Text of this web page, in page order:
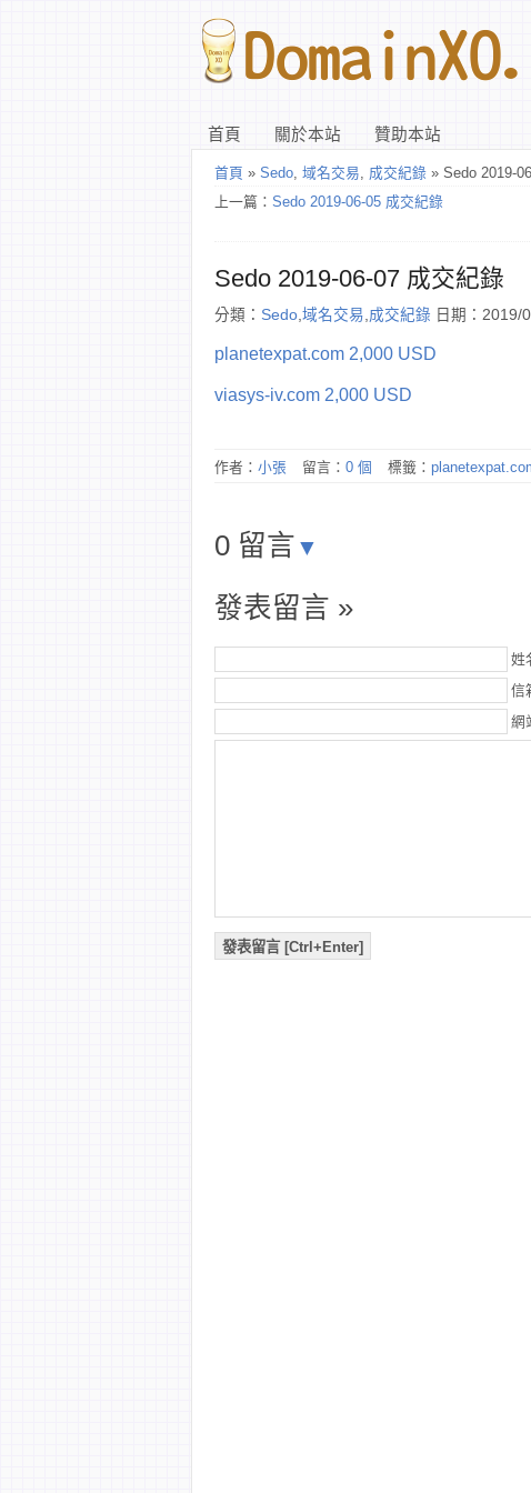
首頁 關於本站 贊助本站
首頁 » Sedo, 域名交易, 成交紀錄 » Sedo 2019-
上一篇： Sedo 2019-06-05 成交紀錄
Sedo 2019-06-07 成交紀錄
分類： Sedo,域名交易,成交紀錄 日期：2019/
planetexpat.com 2,000 USD
viasys-iv.com 2,000 USD
作者： 小張 留言： 0 個 標籤：
0 留言 ▼
發表留言 »
姓
信
網